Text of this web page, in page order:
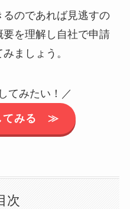
のであれば見逃すの
を理解し自社で申請
ましょう。
てみたい！／
てみる ≫
次